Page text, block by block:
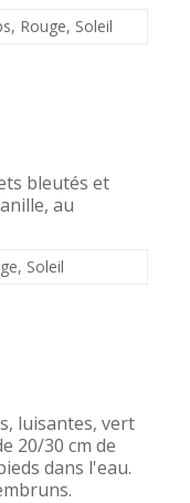
, Rouge, Soleil
bleutés et
au
, Soleil
luisantes, vert
20/30 cm de
dans l'eau.